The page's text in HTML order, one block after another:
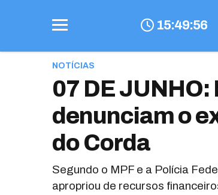
15:49:57
NOTÍCIAS
07 DE JUNHO:
denunciam o
do Corda
Segundo o MPF e a Polícia
apropriou de recursos